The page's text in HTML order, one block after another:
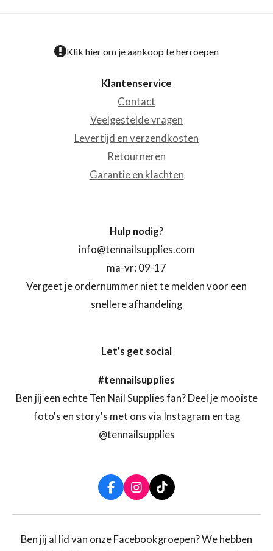
Klik hier om je aankoop te herroepen
Klantenservice
Contact
Veelgestelde vragen
Levertijd en verzendkosten
Retourneren
Garantie en klachten
Hulp nodig?
info@tennailsupplies.com
ma-vr: 09-17
Vergeet je ordernummer niet te melden voor een
snellere afhandeling
Let's get social
#tennailsupplies
Ben jij een echte Ten Nail Supplies fan? Deel je mooiste
foto's en story's met ons via Instagram en tag
@tennailsupplies
F
a
c
b
I
n
s
a
T
i
k
o
Ben jij al lid van onze Facebookgroepen? We hebben